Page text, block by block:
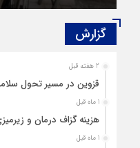
گزارش‌
2 هفته قبل
قزوین در مسیر تحول
1 ماه قبل
هزینه‌ گزاف درمان و
1 ماه قبل